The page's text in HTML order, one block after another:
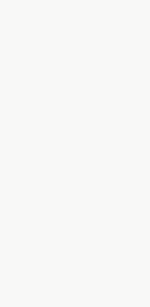
играют
меткого
мужчины
в
с мужчиной,